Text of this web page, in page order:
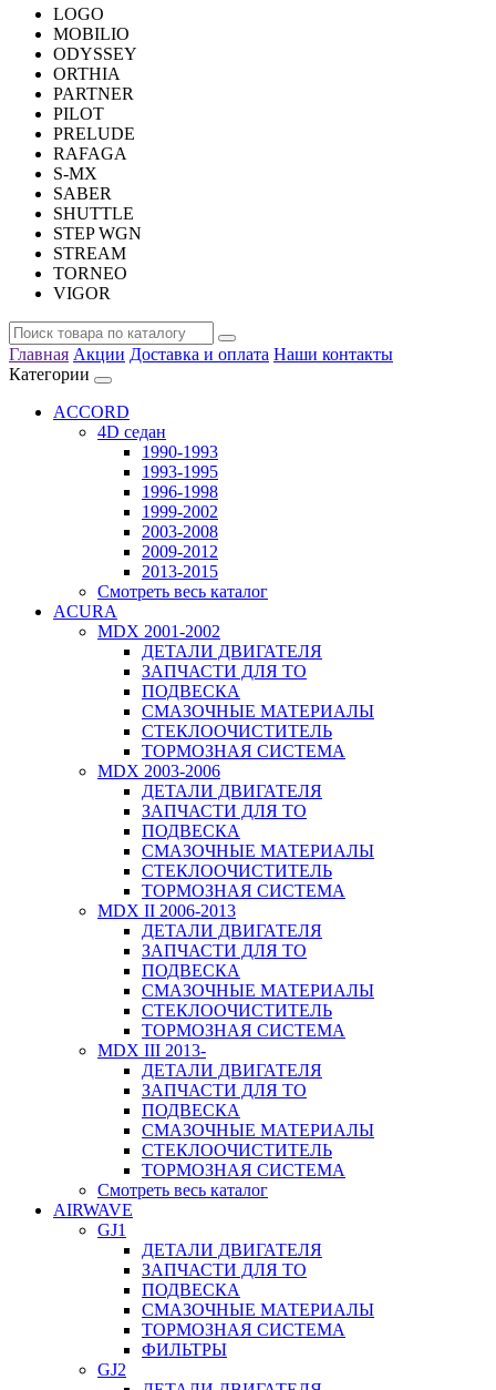
LOGO
MOBILIO
ODYSSEY
ORTHIA
PARTNER
PILOT
PRELUDE
RAFAGA
S-MX
SABER
SHUTTLE
STEP WGN
STREAM
TORNEO
VIGOR
Главная Акции Доставка и оплата Наши контакты
Категории
ACCORD
4D седан
1990-1993
1993-1995
1996-1998
1999-2002
2003-2008
2009-2012
2013-2015
Смотреть весь каталог
ACURA
MDX 2001-2002
ДЕТАЛИ ДВИГАТЕЛЯ
ЗАПЧАСТИ ДЛЯ ТО
ПОДВЕСКА
СМАЗОЧНЫЕ МАТЕРИАЛЫ
СТЕКЛООЧИСТИТЕЛЬ
ТОРМОЗНАЯ СИСТЕМА
MDX 2003-2006
ДЕТАЛИ ДВИГАТЕЛЯ
ЗАПЧАСТИ ДЛЯ ТО
ПОДВЕСКА
СМАЗОЧНЫЕ МАТЕРИАЛЫ
СТЕКЛООЧИСТИТЕЛЬ
ТОРМОЗНАЯ СИСТЕМА
MDX II 2006-2013
ДЕТАЛИ ДВИГАТЕЛЯ
ЗАПЧАСТИ ДЛЯ ТО
ПОДВЕСКА
СМАЗОЧНЫЕ МАТЕРИАЛЫ
СТЕКЛООЧИСТИТЕЛЬ
ТОРМОЗНАЯ СИСТЕМА
MDX III 2013-
ДЕТАЛИ ДВИГАТЕЛЯ
ЗАПЧАСТИ ДЛЯ ТО
ПОДВЕСКА
СМАЗОЧНЫЕ МАТЕРИАЛЫ
СТЕКЛООЧИСТИТЕЛЬ
ТОРМОЗНАЯ СИСТЕМА
Смотреть весь каталог
AIRWAVE
GJ1
ДЕТАЛИ ДВИГАТЕЛЯ
ЗАПЧАСТИ ДЛЯ ТО
ПОДВЕСКА
СМАЗОЧНЫЕ МАТЕРИАЛЫ
ТОРМОЗНАЯ СИСТЕМА
ФИЛЬТРЫ
GJ2